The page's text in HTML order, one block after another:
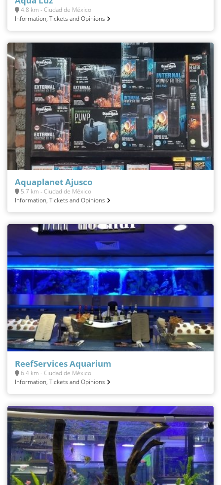
4.8 km - Ciudad de México
Information, Tickets and Opinions
Aquaplanet Ajusco
5.7 km - Ciudad de México
Information, Tickets and Opinions
ReefServices Aquarium
6.4 km - Ciudad de México
Information, Tickets and Opinions